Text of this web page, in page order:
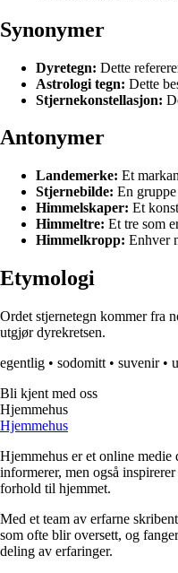
Synonymer
Dyretegn: Dette
Astrologi tegn: Dette
Stjernekonstellasjon:
Antonymer
Landemerke: Et
Stjernebilde: En
Himmelskaper: Et
Himmeltre: Et tre som
Himmelkropp: Enhver
Etymologi
Ordet stjernetegn kommer fra
utgjør dyrekretsen.
egentlig • sodomitt • suvenir•
Bli kjent med oss
Hjemmehus
Hjemmehus
Hjemmehus er et online
informerer, men også
forhold til hjemmet.
Med et team av erfarne
som ofte blir oversett, og
deling av erfaringer.